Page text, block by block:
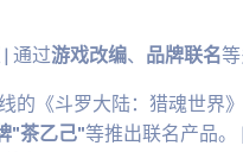
| 通过游戏改编、 品牌联名
的《斗罗大陆：猎魂世界
"茶乙己"等推出联名产品。 |